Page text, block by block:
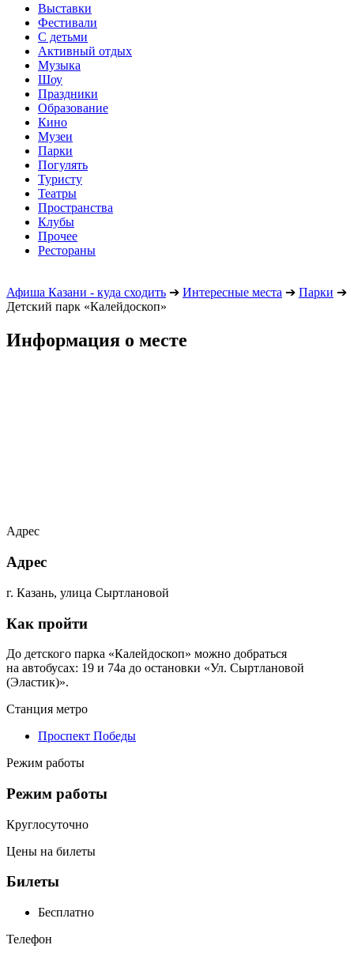
Выставки
Фестивали
С детьми
Активный отдых
Музыка
Шоу
Праздники
Образование
Кино
Музеи
Парки
Погулять
Туристу
Театры
Пространства
Клубы
Прочее
Рестораны
Афиша Казани - куда сходить ➔ Интересные места ➔ Парки ➔
Детский парк «Калейдоскоп»
Информация о месте
Адрес
Адрес
г. Казань, улица Сыртлановой
Как пройти
До детского парка «Калейдоскоп» можно добраться
на автобусах: 19 и 74а до остановки «Ул. Сыртлановой
(Эластик)».
Станция метро
Проспект Победы
Режим работы
Режим работы
Круглосуточно
Цены на билеты
Билеты
Бесплатно
Телефон